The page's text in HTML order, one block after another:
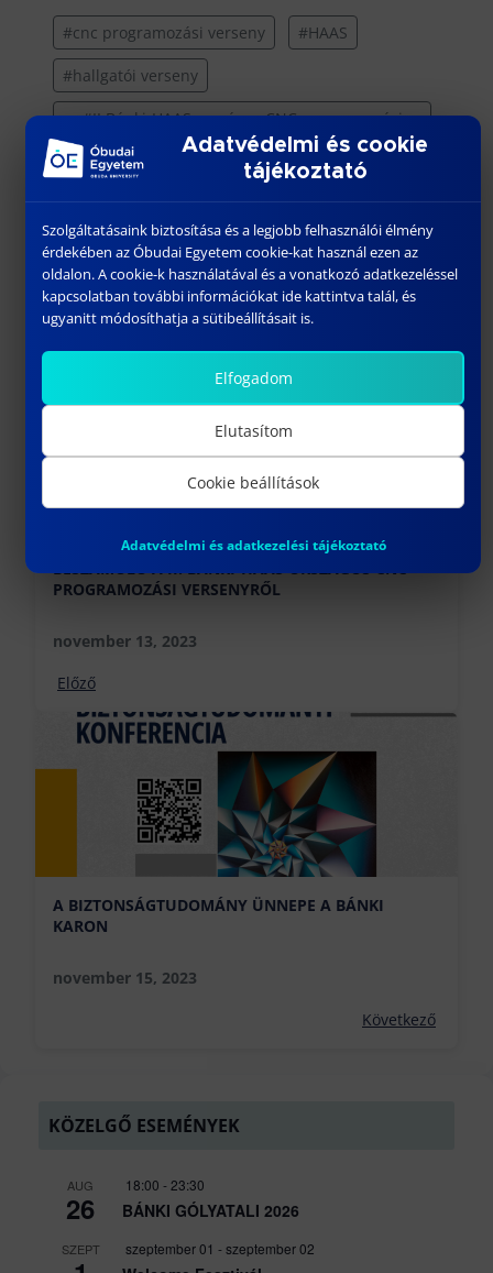
#cnc programozási verseny #HAAS
#hallgatói verseny
#II Bánki-HAAS országos CNC programozási
verseny
További híreink
PROGRAMOZÁSI VERSENYRŐL
november 13, 2023
Előző
A BIZTONSÁGTUDOMÁNY ÜNNEPE A BÁNKI
KARON
november 15, 2023
Következő
KÖZELGŐ ESEMÉNYEK
AUG
26
18:00 - 23:30
BÁNKI GÓLYATALI 2026
SZEPT szeptember 01 -szeptember 02
Adatvédelmi és cookie
tájékoztató
Szolgáltatásaink biztosítása és a legjobb felhasználói élmény
érdekében az Óbudai Egyetem cookie-kat használ ezen az
oldalon. A cookie-k használatával és a vonatkozó adatkezeléssel
kapcsolatban további információkat ide kattintva talál, és
ugyanitt módosíthatja a sütibeállításait is.
Elfogadom
Elutasítom
Cookie beállítások
Adatvédelmi és adatkezelési tájékoztató